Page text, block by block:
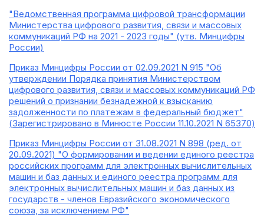
"Ведомственная программа цифровой трансформации
Министерства цифрового развития, связи и массовых
коммуникаций РФ на 2021 - 2023 годы" (утв. Минцифры
России)
Приказ Минцифры России от 02.09.2021 N 915 "Об
утверждении Порядка принятия Министерством
цифрового развития, связи и массовых коммуникаций РФ
решений о признании безнадежной к взысканию
задолженности по платежам в федеральный бюджет"
(Зарегистрировано в Минюсте России 11.10.2021 N 65370)
Приказ Минцифры России от 31.08.2021 N 898 (ред. от
20.09.2021) "О формировании и ведении единого реестра
российских программ для электронных вычислительных
машин и баз данных и единого реестра программ для
электронных вычислительных машин и баз данных из
государств - членов Евразийского экономического
союза, за исключением РФ"